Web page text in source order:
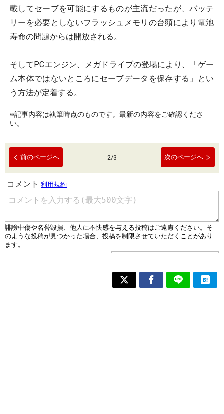
載してセーブを可能にするものが主流だったが、バッテ
リーを必要としないフラッシュメモリの台頭により電池
寿命の問題からは開放される。
そしてPCエンジン、メガドライブの登場により、「ゲー
ム本体ではないところにセーブデータを保存する」とい
う方法が定着する。
※記事内容は執筆時点のものです。最新の内容をご確認くださ
い。
前のページへ 2/3 次のページへ